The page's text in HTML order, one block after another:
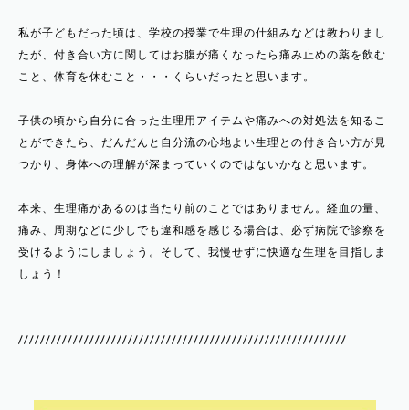
私が子どもだった頃は、学校の授業で生理の仕組みなどは教わりまし
たが、付き合い方に関してはお腹が痛くなったら痛み止めの薬を飲む
こと、体育を休むこと・・・くらいだったと思います。
子供の頃から自分に合った生理用アイテムや痛みへの対処法を知るこ
とができたら、だんだんと自分流の心地よい生理との付き合い方が見
つかり、身体への理解が深まっていくのではないかなと思います。
本来、生理痛があるのは当たり前のことではありません。経血の量、
痛み、周期などに少しでも違和感を感じる場合は、必ず病院で診察を
受けるようにしましょう。そして、我慢せずに快適な生理を目指しま
しょう！
////////////////////////////////////////////////////////////